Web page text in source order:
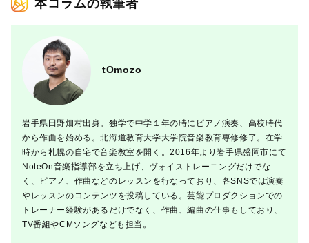
本コラムの執筆者
tOmozo
岩手県田野畑村出身。独学で中学１年の時にピアノ演奏、高校時代
から作曲を始める。北海道教育大学大学院音楽教育専修修了。在学
時から札幌の自宅で音楽教室を開く。2016年より岩手県盛岡市にて
NoteOn音楽指導部を立ち上げ、ヴォイストレーニングだけでな
く、ピアノ、作曲などのレッスンを行なっており、各SNSでは演奏
やレッスンのコンテンツを投稿している。芸能プロダクションでの
トレーナー経験があるだけでなく、作曲、編曲の仕事もしており、
TV番組やCMソングなども担当。